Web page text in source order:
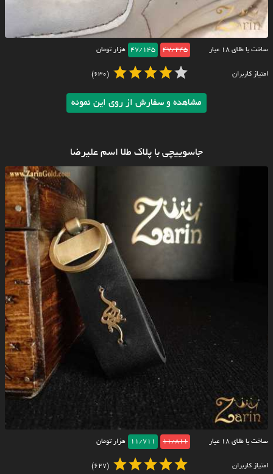
ساخت با طلای ۱۸ عیار 47/245
47/145 هزار تومان
امتیاز کاربران (630)
مشاهده و سفارش از روی این نمونه
جاسوییچی با پلاک طلا اسم علیرضا
ساخت با طلای ۱۸ عیار 11/811
11/711 هزار تومان
امتیاز کاربران (627)